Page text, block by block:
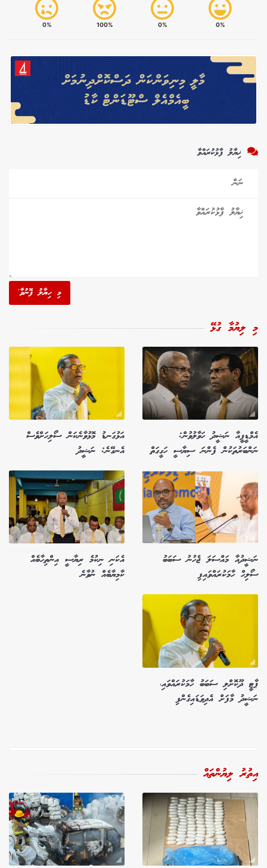
0%
0%
100%
0%
ޚިޔާލު ފާޅުކުރައްވާ
މި ހިޔާލު ފޮނުވާ'
މި ލިޔުމާ ގުޅޭ
އެމްޑީޕީއާ ނަޝީދު ހަވާލުވުން:
ނަންބަރުތަކުން ފެންނަ ސިޔާސީ ހަގީގަތް
އަޅުގަނޑު މޮޅުވާނެކަން ސޯލިހަށްވެސް
އެނގޭނެ: ނަޝީދު
ނަޝީދުއާ މައްސަލަ ޖެހުނު ސަބަބު
ސޯލިހް ހާމަކުރައްވައިފި
އެކަނި ނިކުމެ ރިޔާސީ އިންތިހާބެއް
ކާމިޔާބެއް ނުވާނެ
ޕާޓީ ދޫކޮށްލި ސަބަބު ހާމަކުރައްވައި،
ނަޝީދު މާފަށް އެދިވަޑައިގެންފި
އިތުރު ލިޔުންތައް